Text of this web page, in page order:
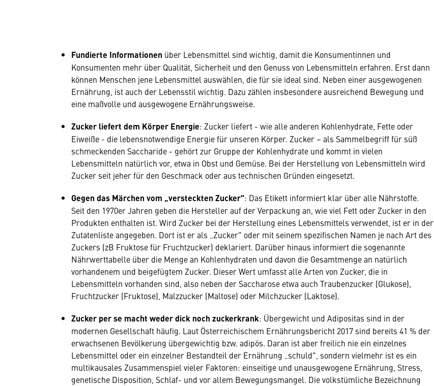
Fundierte Informationen über Lebensmittel sind wichtig, damit die Konsumentinnen und
Konsumenten mehr über Qualität, Sicherheit und den Genuss von Lebensmitteln erfahren. Erst dann
können Menschen jene Lebensmittel auswählen, die für sie ideal sind. Neben einer ausgewogenen
Ernährung, ist auch der Lebensstil wichtig. Dazu zählen insbesondere ausreichend Bewegung und
eine maßvolle und ausgewogene Ernährungsweise.
Zucker liefert dem Körper Energie: Zucker liefert - wie alle anderen Kohlenhydrate, Fette oder
Eiweiße - die lebensnotwendige Energie für unseren Körper. Zucker – als Sammelbegriff für süß
schmeckenden Saccharide - gehört zur Gruppe der Kohlenhydrate und kommt in vielen
Lebensmitteln natürlich vor, etwa in Obst und Gemüse. Bei der Herstellung von Lebensmitteln wird
Zucker seit jeher für den Geschmack oder aus technischen Gründen eingesetzt.
Gegen das Märchen vom „versteckten Zucker": Das Etikett informiert klar über alle Nährstoffe.
Seit den 1970er Jahren geben die Hersteller auf der Verpackung an, wie viel Fett oder Zucker in den
Produkten enthalten ist. Wird Zucker bei der Herstellung eines Lebensmittels verwendet, ist er in der
Zutatenliste angegeben. Dort ist er als „Zucker" oder mit seinem spezifischen Namen je nach Art des
Zuckers (zB Fruktose für Fruchtzucker) deklariert. Darüber hinaus informiert die sogenannte
Nährwerttabelle über die Menge an Kohlenhydraten und davon die Gesamtmenge an natürlich
vorhandenem und beigefügtem Zucker. Dieser Wert umfasst alle Arten von Zucker, die in
Lebensmitteln vorhanden sind, also neben der Saccharose etwa auch Traubenzucker (Glukose),
Fruchtzucker (Fruktose), Malzzucker (Maltose) oder Milchzucker (Laktose).
Zucker per se macht weder dick noch zuckerkrank: Übergewicht und Adipositas sind in der
modernen Gesellschaft häufig. Laut Österreichischem Ernährungsbericht 2017 sind bereits 41 % der
erwachsenen Bevölkerung übergewichtig bzw. adipös. Daran ist aber freilich nie ein einzelnes
Lebensmittel oder ein einzelner Bestandteil der Ernährung „schuld", sondern vielmehr ist es ein
multikausales Zusammenspiel vieler Faktoren: einseitige und unausgewogene Ernährung, Stress,
genetische Disposition, Schlaf- und vor allem Bewegungsmangel. Die volkstümliche Bezeichnung